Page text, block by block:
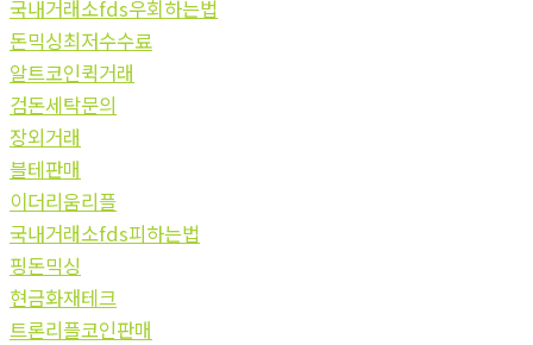
국내거래소fds우회하는법
돈믹싱최저수수료
알트코인퀵거래
검돈세탁문의
장외거래
블테판매
이더리움리플
국내거래소fds피하는법
핑돈믹싱
현금화재테크
트론리플코인판매